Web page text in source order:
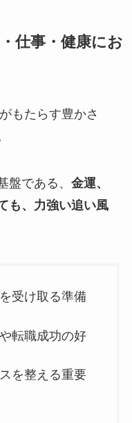
仕事・健康にお
もたらす豊かさ
盤である、 金運、
も、力強い追い風
受け取る準備
転職成功の好
を整える重要